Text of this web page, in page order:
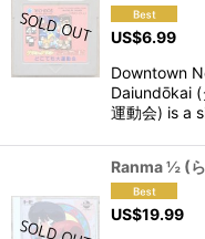
US$6.99
Downtown
Daiundōkai (
運動会) is a
Ranma ½ (
US$19.99